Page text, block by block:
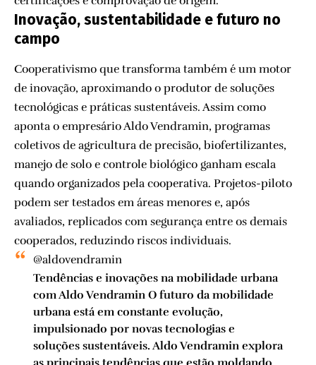
Inovação, sustentabilidade e futuro no
campo
Cooperativismo que transforma também é um motor
de inovação, aproximando o produtor de soluções
tecnológicas e práticas sustentáveis. Assim como
aponta o empresário Aldo Vendramin, programas
coletivos de agricultura de precisão, biofertilizantes,
manejo de solo e controle biológico ganham escala
quando organizados pela cooperativa. Projetos-piloto
podem ser testados em áreas menores e, após
avaliados, replicados com segurança entre os demais
cooperados, reduzindo riscos individuais.
@aldovendramin
Tendências e inovações na mobilidade urbana
com Aldo Vendramin O futuro da mobilidade
urbana está em constante evolução,
impulsionado por novas tecnologias e
soluções sustentáveis. Aldo Vendramin explora